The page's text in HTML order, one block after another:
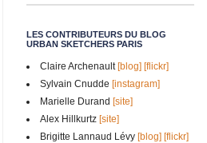
LES CONTRIBUTEURS DU BLOG
URBAN SKETCHERS PARIS
Claire Archenault[blog] [flickr]
Sylvain Cnudde [instagram]
Marielle Durand [site]
Alex Hillkurtz [site]
Brigitte Lannaud Lévy [blog] [flickr]